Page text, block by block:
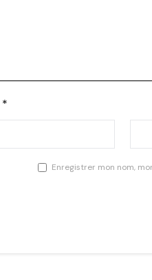
*
Enregistrer mon nom,